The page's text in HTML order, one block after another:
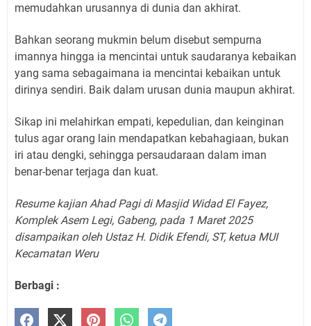
memudahkan urusannya di dunia dan akhirat.
Bahkan seorang mukmin belum disebut sempurna
imannya hingga ia mencintai untuk saudaranya kebaikan
yang sama sebagaimana ia mencintai kebaikan untuk
dirinya sendiri. Baik dalam urusan dunia maupun akhirat.
Sikap ini melahirkan empati, kepedulian, dan keinginan
tulus agar orang lain mendapatkan kebahagiaan, bukan
iri atau dengki, sehingga persaudaraan dalam iman
benar-benar terjaga dan kuat.
Resume kajian Ahad Pagi di Masjid Widad El Fayez,
Komplek Asem Legi, Gabeng, pada 1 Maret 2025
disampaikan oleh Ustaz H. Didik Efendi, ST, ketua MUI
Kecamatan Weru
Berbagi :